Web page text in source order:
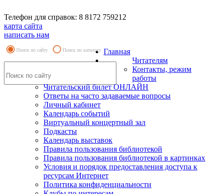
Телефон для справок: 8 8172 759212
карта сайта
написать нам
Поиск по сайту Поиск по каталогу Главная
Читателям
Контакты, режим
работы
Читательский билет ОНЛАЙН
Ответы на часто задаваемые вопросы
Личный кабинет
Календарь событий
Виртуальный концертный зал
Подкасты
Календарь выставок
Правила пользования библиотекой
Правила пользования библиотекой в картинках
Условия и порядок предоставления доступа к
ресурсам Интернет
Политика конфиденциальности